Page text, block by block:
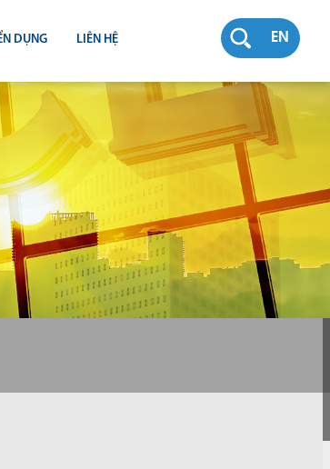
EN
DỤNG LIÊN HỆ